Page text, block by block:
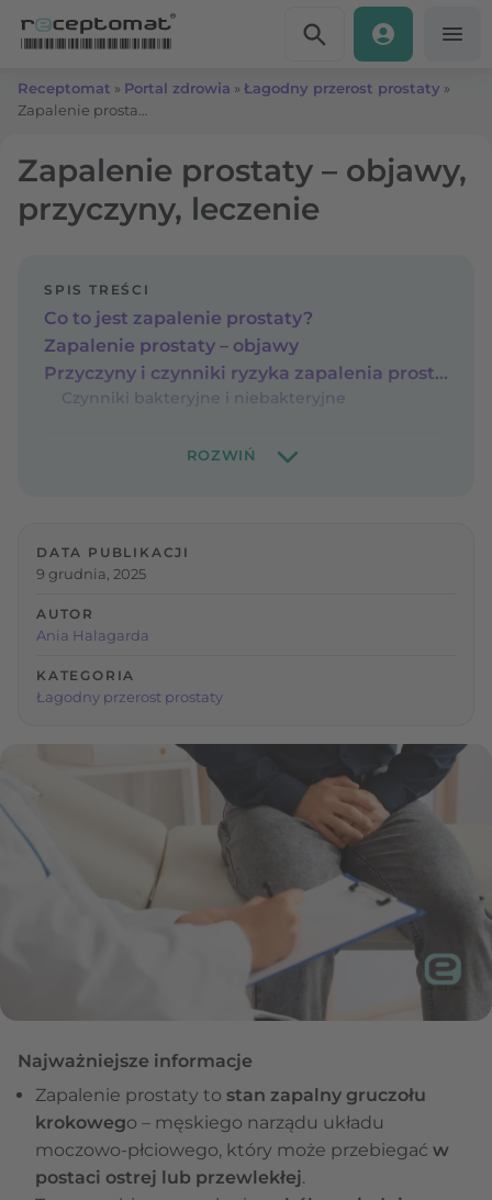
Receptomat » Portal zdrowia » Łagodny przerost prostaty »
Zapalenie prostaty – objawy,
przyczyny, leczenie
SPIS TREŚCI
Co to jest zapalenie prostaty?
Zapalenie prostaty – objawy
Przyczyny i czynniki ryzyka zapalenia prostaty
Czynniki bakteryjne i niebakteryjne
DATA PUBLIKACJI
9 grudnia, 2025
AUTOR
Ania Halagarda
KATEGORIA
Łagodny przerost prostaty
Najważniejsze informacje
Zapalenie prostaty to stan zapalny gruczołu
krokowego – męskiego narządu układu
moczowo-płciowego, który może przebiegać w
postaci ostrej lub przewlekłej.